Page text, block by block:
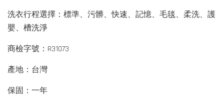
洗衣行程選擇：標準、污髒、快速、記憶、毛毯、柔洗、護
嬰、槽洗淨
商檢字號：R31073
產地：台灣
保固：一年